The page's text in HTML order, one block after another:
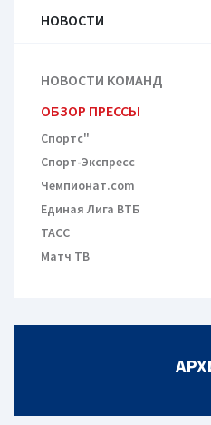
НОВОСТИ
НОВОСТИ КОМАНД
ОБЗОР ПРЕССЫ
Спортс"
Спорт-Экспресс
Чемпионат.com
Единая Лига ВТБ
ТАСС
Матч ТВ